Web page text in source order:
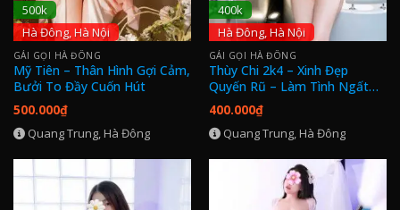
500k
Hà Đông, Hà Nội
GÁI GỌI HÀ ĐÔNG
Mỹ Tiên – Thân Hình Gợi Cảm,
Bưởi To Đầy Cuốn Hút
500.000₫
Quang Trung, Hà Đông
400k
Hà Đông, Hà Nội
GÁI GỌI HÀ ĐÔNG
Thùy Chi 2k4 – Xinh Đẹp
Quyến Rũ – Làm Tình Ngất
Ngây
400.000₫
Quang Trung, Hà Đông